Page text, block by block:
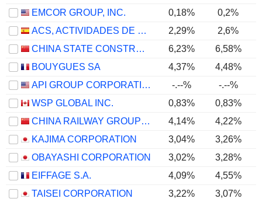
EMCOR GROUP, INC.
0,18%
0,2%
ACS, ACTIVIDADES DE CONSTRUCCIÓN Y SERVICIOS, S.A.
2,29% 2,6%
CHINA STATE CONSTRUCTION ENGINEERING CORPORATION LIMITED
6,23%
6,58%
BOUYGUES SA
4,37% 4,48%
API GROUP CORPORATION
-.--% -.--%
WSP GLOBAL INC.
0,83%
0,83%
CHINA RAILWAY GROUP LIMITED
4,14%
4,22%
KAJIMA CORPORATION
3,04% 3,26%
OBAYASHI CORPORATION
3,02% 3,28%
EIFFAGE S.A.
4,09% 4,55%
TAISEI CORPORATION
3,22%
3,07%